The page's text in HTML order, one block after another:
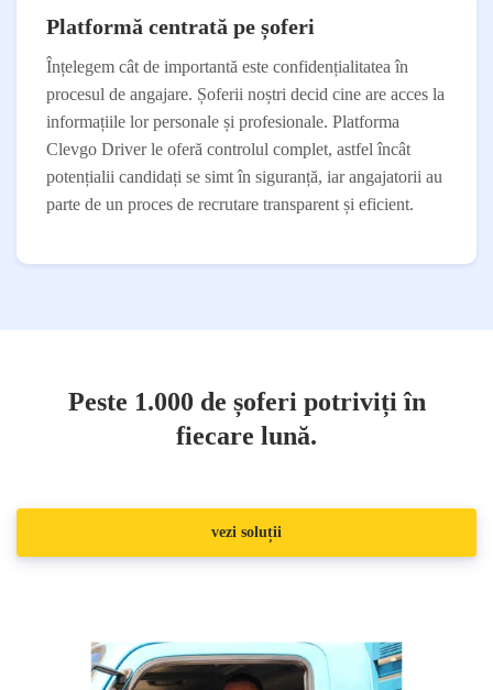
Platformă centrată pe șoferi
Înțelegem cât de importantă este confidențialitatea în
procesul de angajare. Șoferii noștri decid cine are acces la
informațiile lor personale și profesionale. Platforma
Clevgo Driver le oferă controlul complet, astfel încât
potențialii candidați se simt în siguranță, iar angajatorii au
parte de un proces de recrutare transparent și eficient.
Peste 1.000 de șoferi potriviți în
fiecare lună.
vezi soluții